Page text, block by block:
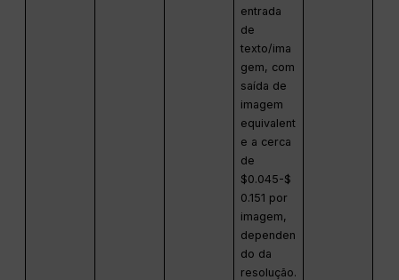
entrada
de
texto/ima
gem, com
saída de
imagem
equivalent
e a cerca
de
$0.045-$
0.151 por
imagem,
dependen
do da
resolução.